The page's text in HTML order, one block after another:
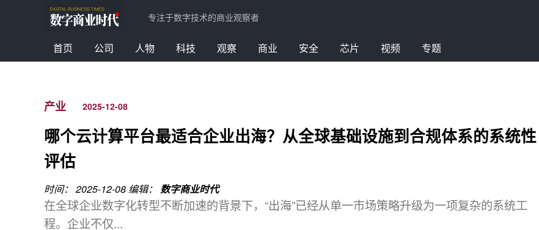
专注于数字技术的商业观察者
首页 公司 人物 科技 观察 商业 安全 芯片 视频 专题
产业 2025-12-08
哪个云计算平台最适合企业出海？从全球基础设施到合规体系的系统性
评估
时间： 2025-12-08编辑： 数字商业时代
在全球企业数字化转型不断加速的背景下，“出海”已经从单一市场策略升级为一项复杂的系统工
程。企业不仅...